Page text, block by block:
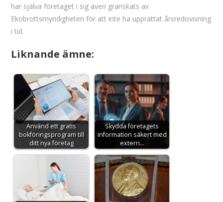
har själva företaget i sig även granskats av
Ekobrottsmyndigheten för att inte ha upprättat årsredovisning
i tid.
Liknande ämne:
Använd ett gratis
bokföringsprogram till
ditt nya företag
Skydda företagets
information säkert med
extern…